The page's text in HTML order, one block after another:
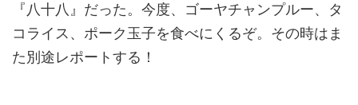
『八十八』だった。今度、ゴーヤチャンプルー、タ
コライス、ポーク玉子を食べにくるぞ。その時はま
た別途レポートする！